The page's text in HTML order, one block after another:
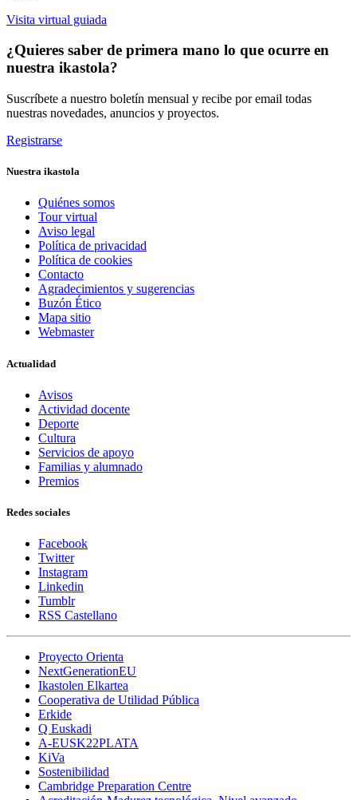
Visita virtual guiada
¿Quieres saber de primera mano lo que ocurre en
nuestra ikastola?
Suscríbete a nuestro boletín mensual y recibe por email todas
nuestras novedades, anuncios y proyectos.
Registrarse
Nuestra ikastola
Quiénes somos
Tour virtual
Aviso legal
Política de privacidad
Política de cookies
Contacto
Agradecimientos y sugerencias
Buzón Ético
Mapa sitio
Webmaster
Actualidad
Avisos
Actividad docente
Deporte
Cultura
Servicios de apoyo
Familias y alumnado
Premios
Redes sociales
Facebook
Twitter
Instagram
Linkedin
Tumblr
RSS Castellano
Proyecto Orienta
NextGenerationEU
Ikastolen Elkartea
Cooperativa de Utilidad Pública
Erkide
Q Euskadi
A-EUSK22PLATA
KiVa
Sostenibilidad
Cambridge Preparation Centre